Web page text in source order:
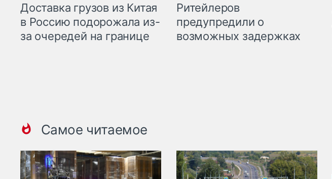
Доставка грузов из Китая
в Россию подорожала из-
за очередей на границе
Ритейлеров
предупредили о
возможных задержках
Самое читаемое